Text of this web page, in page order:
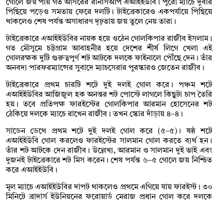
গোলে জয় পায় গত আসরের রানার্সআপ এআইইউবি। পুরো ম্যাচে দুবার
পিছিয়ে পড়েও সমতায় ফেরে দলটি। টাইব্রেকারেও একপর্যায়ে পিছিয়ে
থাকলেও শেষ পর্যন্ত অসাধারণ দৃঢ়তায় জয় তুলে নেয় তারা।
টাইব্রেকারে এআইইউবির নায়ক হয়ে ওঠেন গোলকিপার রাজীব ইসলাম।
গত মৌসুমে চট্টগ্রাম আবাহনীর হয়ে দেশের শীর্ষ লিগে খেলা এই
গোলরক্ষক দুটি গুরুত্বপূর্ণ শট আটকে দলকে ফাইনালে পৌঁছে দেন। তাঁর
অনবদ্য পারফরম্যান্সের সুবাদে ম্যাচসেরার পুরস্কারও জেতেন রাজীব।
টাইব্রেকারে প্রথম চারটি শটে দুই দলই গোল করে। পঞ্চম শটে
এআইইউবির আজিজুল হক অনন্তর শট পোস্টে লাগলে কিছুটা চাপ তৈরি
হয়। তবে প্রতিপক্ষ ফারইস্টের গোলকিপার আরমান হোসেনের শট
ঠেকিয়ে দলকে ম্যাচে রাখেন রাজীব। তখন স্কোর দাঁড়ায় ৪–৪।
সাডেন ডেথে প্রথম শটে দুই দলই গোল করে (৫–৫)। ষষ্ঠ শটে
এআইইউবি গোল করলেও ফারইস্টের সালমান গোল করতে ব্যর্থ হন।
তাঁর শট আটকে দেন রাজীব। উল্লেখ্য, আরমান ও সালমান দুই ভাই এবং
দুজনই টাইব্রেকারে শট মিস করেন। শেষ পর্যন্ত ৬–৫ গোলে জয় নিশ্চিত
করে এআইইউবি।
মূল ম্যাচে এআইইউবির দাপট থাকলেও প্রথমে এগিয়ে যায় ফারইস্ট। ৩০
মিনিটে ব্রাদার্স ইউনিয়নের ফরোয়ার্ড মেরাজ প্রধান গোল করে দলকে